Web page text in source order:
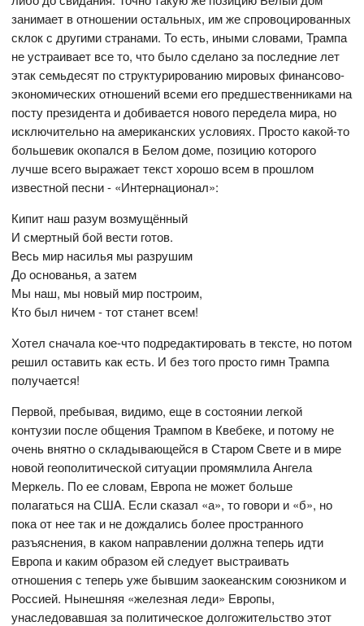
занимает в отношении остальных, им же спровоцированных
склок с другими странами. То есть, иными словами, Трампа
не устраивает все то, что было сделано за последние лет
этак семьдесят по структурированию мировых финансово-
экономических отношений всеми его предшественниками на
посту президента и добивается нового передела мира, но
исключительно на американских условиях. Просто какой-то
большевик окопался в Белом доме, позицию которого
лучше всего выражает текст хорошо всем в прошлом
известной песни - «Интернационал»:
Кипит наш разум возмущённый
И смертный бой вести готов.
Весь мир насилья мы разрушим
До основанья, а затем
Мы наш, мы новый мир построим,
Кто был ничем - тот станет всем!
Хотел сначала кое-что подредактировать в тексте, но потом
решил оставить как есть. И без того просто гимн Трампа
получается!
Первой, пребывая, видимо, еще в состоянии легкой
контузии после общения Трампом в Квебеке, и потому не
очень внятно о складывающейся в Старом Свете и в мире
новой геополитической ситуации промямлила Ангела
Меркель. По ее словам, Европа не может больше
полагаться на США. Если сказал «а», то говори и «б», но
пока от нее так и не дождались более пространного
разъяснения, в каком направлении должна теперь идти
Европа и каким образом ей следует выстраивать
отношения с теперь уже бывшим заокеанским союзником и
Россией. Нынешняя «железная леди» Европы,
унаследовавшая за политическое долгожительство этот